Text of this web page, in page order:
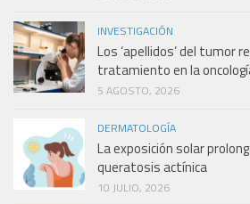
INVESTIGACIÓN
Los ‘apellidos’ del tumor
tratamiento en la
5 AGOSTO, 2026
DERMATOLOGÍA
La exposición solar
queratosis actínica
10 JULIO, 2026